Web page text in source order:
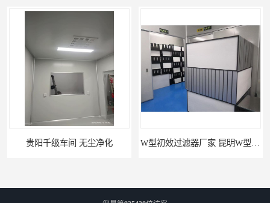
贵阳千级车间 无尘净化